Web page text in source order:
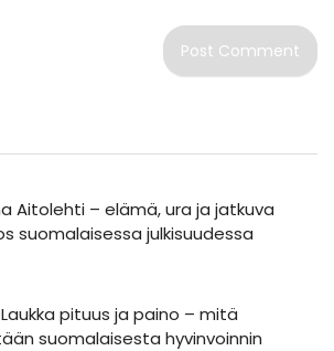
Aitolehti – elämä, ura ja jatkuva
suomalaisessa julkisuudessa
pituus ja paino – mitä
suomalaisesta hyvinvoinnin